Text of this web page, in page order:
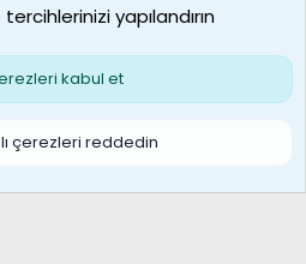
S
yapılandırın
kabul et
çerezleri reddedin